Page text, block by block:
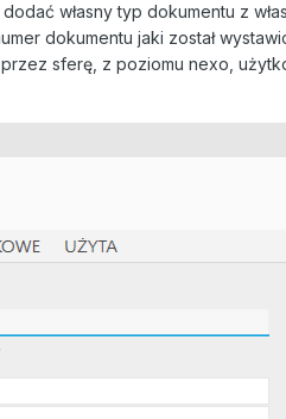
własny typ dokumentu z
dokumentu jaki został
sferę, z poziomu nexo,